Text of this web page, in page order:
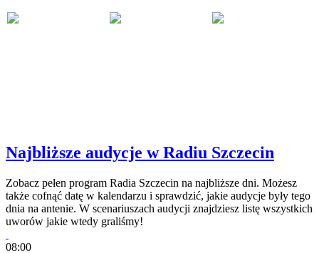
Najbliższe audycje w Radiu Szczecin
Zobacz pełen program Radia Szczecin na najbliższe dni. Możesz
także cofnąć datę w kalendarzu i sprawdzić, jakie audycje były tego
dnia na antenie. W scenariuszach audycji znajdziesz listę wszystkich
uworów jakie wtedy graliśmy!
08:00